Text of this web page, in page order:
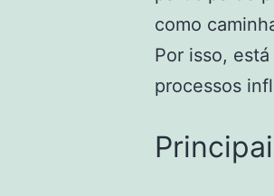
como
Por isso,
processos